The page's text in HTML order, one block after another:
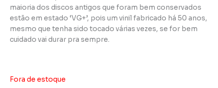
maioria dos discos antigos que foram bem conservados
estão em estado ‘VG+’, pois um vinil fabricado há 50 anos,
mesmo que tenha sido tocado várias vezes, se for bem
cuidado vai durar pra sempre.
Fora de estoque